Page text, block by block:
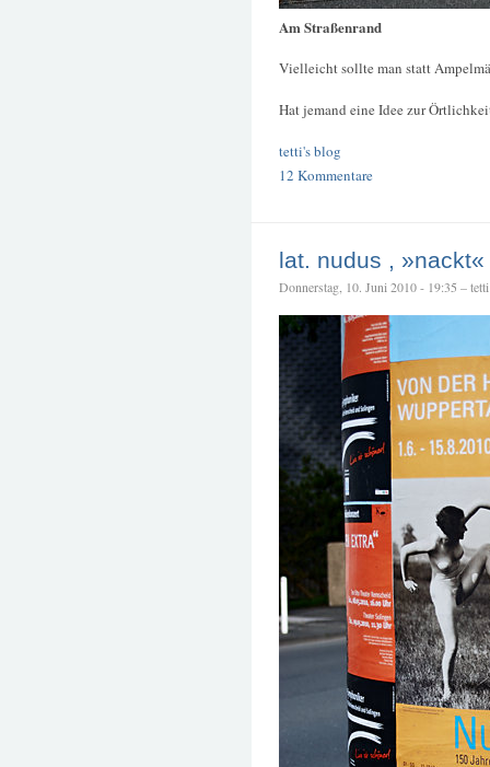
Am Straßenrand
Vielleicht sollte man statt
Hat jemand eine Idee zur
tetti's blog
12 Kommentare
lat. nudus , »nackt«
Donnerstag, 10. Juni 2010 - 19:35 – tetti